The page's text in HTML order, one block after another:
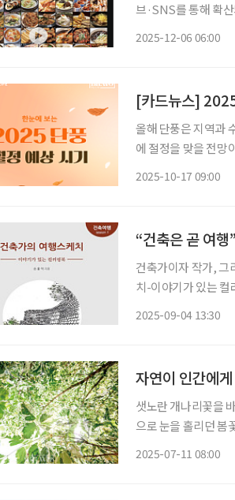
브·SNS를 통해 확
2025-12-06 06:00
[카드뉴스]
올해 단풍은 지역과
에 절정을 맞을 전망
2025-10-17 09:00
“건축은 곧 여
건축가이자 작가, 그
치-이야기가 있는 컬러링북’을 펴냈다. 책에는
2025-09-04 13:30
자연이 인간에
샛노란 개나리꽃을
으로 눈을 홀리던 봄
2025-07-11 08:00